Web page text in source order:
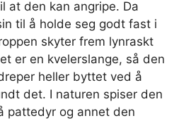
at den kan angripe. Da
til å holde seg godt fast i
skyter frem lynraskt
er en kvelerslange, så den
heller byttet ved å
det. I naturen spiser den
pattedyr og annet den